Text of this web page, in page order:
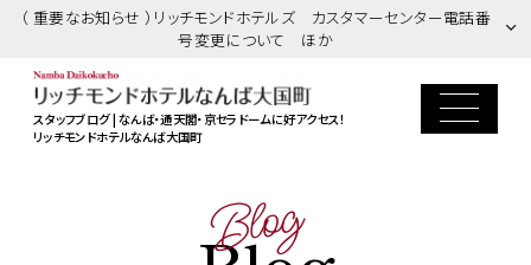
（ 重要なお知らせ ）リッチモンドホテルズ カスタマーセンター電話番
号変更について ほか
スタッフブログ | なんば・通天閣・京セラドームに好アクセス！
リッチモンドホテルなんば大国町
Blog